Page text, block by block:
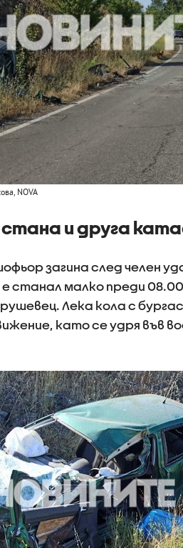
NOVA
стана и друга
загина след челен
станал малко преди
Лека кола с
като се удря във